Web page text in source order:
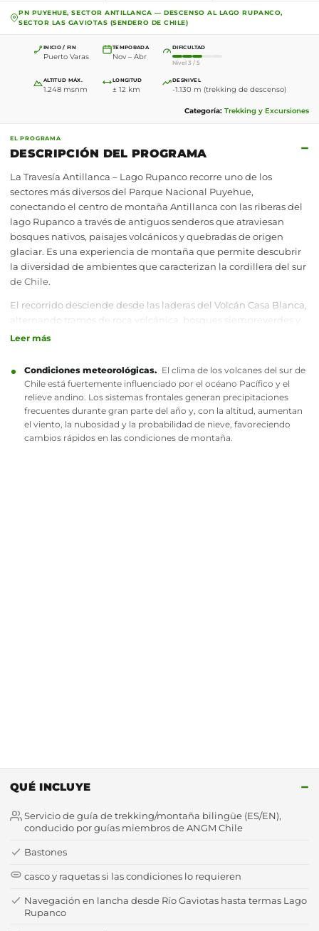
PN PUYEHUE, SECTOR ANTILLANCA — DESCENSO AL LAGO RUPANCO,
SECTOR LAS GAVIOTAS (SENDERO DE CHILE)
INICIO / FIN
Puerto Varas
TEMPORADA
Nov – Abr
DIFICULTAD
Nivel 3 / 5
ALTITUD MÁX.
1.248 msnm
LONGITUD
± 12 km
DESNIVEL
-1.130 m (trekking de descenso)
Categoría: Trekking y Excursiones
EL PROGRAMA
DESCRIPCIÓN DEL PROGRAMA −
La Travesía Antillanca – Lago Rupanco recorre uno de los
sectores más diversos del Parque Nacional Puyehue,
conectando el centro de montaña Antillanca con las riberas del
lago Rupanco a través de antiguos senderos que atraviesan
bosques nativos, paisajes volcánicos y quebradas de origen
glaciar. Es una experiencia de montaña que permite descubrir
la diversidad de ambientes que caracterizan la cordillera del sur
de Chile.
El recorrido desciende desde las laderas del Volcán Casa Blanca,
alternando tramos de roca volcánica, bosques siempreverdes y
cursos de agua que nacen en la cordillera. A medida que se
por la vegetación nativa y las vistas del lago Rupanco, revelando
el contraste entre los ambientes de montaña y los bosques
templados del parque nacional.
Más que unir dos puntos, esta travesía invita a recorrer el
territorio y comprender cómo volcanes, glaciares, bosques y
Leer más
Condiciones meteorológicas. El clima de los volcanes del sur de
Chile está fuertemente influenciado por el océano Pacífico y el
relieve andino. Los sistemas frontales generan precipitaciones
frecuentes durante gran parte del año y, con la altitud, aumentan
el viento, la nubosidad y la probabilidad de nieve, favoreciendo
cambios rápidos en las condiciones de montaña.
QUÉ INCLUYE −
Servicio de guía de trekking/montaña bilingüe (ES/EN),
conducido por guías miembros de ANGM Chile
Bastones
casco y raquetas si las condiciones lo requieren
Navegación en lancha desde Río Gaviotas hasta termas Lago
Rupanco